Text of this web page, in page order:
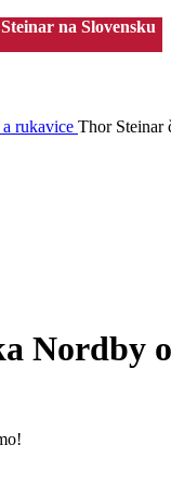
na Slovensku
rukavice Thor Steinar
Nordby